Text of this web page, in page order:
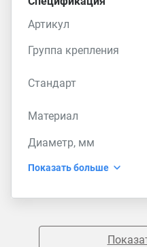
Артикул
Группа крепления
Стандарт
Материал
Диаметр, мм
Показать больше